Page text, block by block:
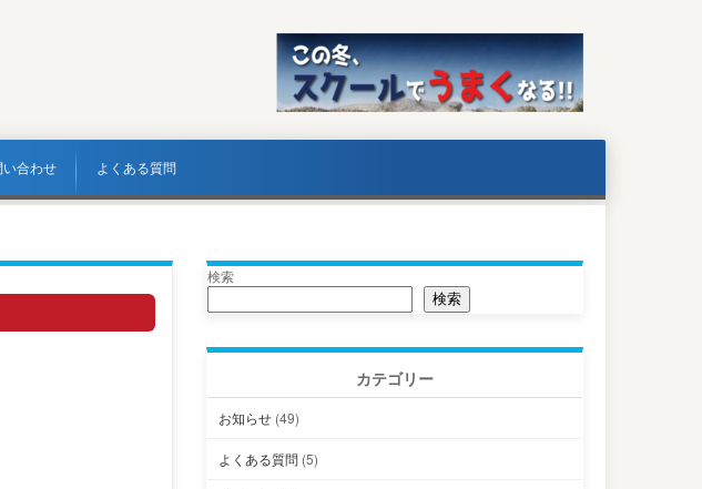
い合わせ よくある質問
検索
検索
カテゴリー
お知らせ (49)
よくある質問 (5)